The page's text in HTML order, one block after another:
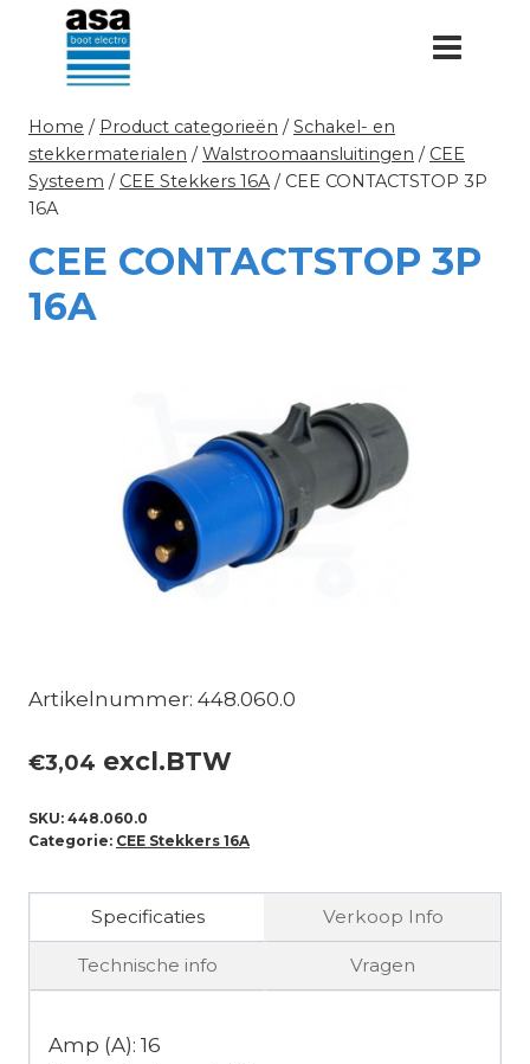
Doorgaan
inhoud
Home / Product categorieën / Schakel- en
stekkermaterialen / Walstroomaansluitingen / CEE
Systeem / CEE Stekkers 16A / CEE CONTACTSTOP 3P
16A
CEE CONTACTSTOP 3P
16A
Artikelnummer: 448.060.0
€3,04 excl.BTW
SKU: 448.060.0
Categorie: CEE Stekkers 16A
Specificaties Verkoop Info
Technische info Vragen
Amp (A): 16